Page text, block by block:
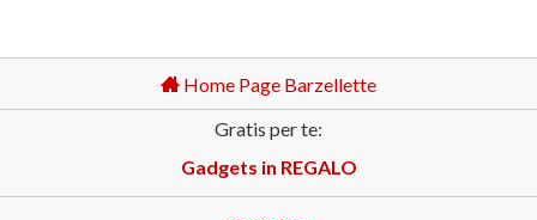
Home Page Barzellette
Gratis per te:
Gadgets in REGALO